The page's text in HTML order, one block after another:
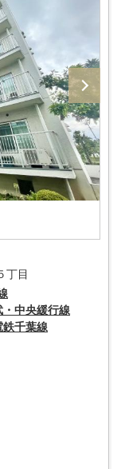
丁目
・中央緩行線
鉄千葉線